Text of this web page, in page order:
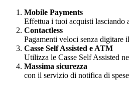
Mobile Payments
Effettua i tuoi acquisti lasciando
Contactless
Pagamenti veloci senza digitare
Casse Self Assisted e ATM
Utilizza le Casse Self Assisted
Massima sicurezza
con il servizio di notifica di